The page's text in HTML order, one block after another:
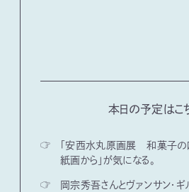
本日の予定はこ
☞
「安西水丸原画展 和菓子の
紙画から」が気になる。
☞
岡宗秀吾さんとヴァンサン・ギ